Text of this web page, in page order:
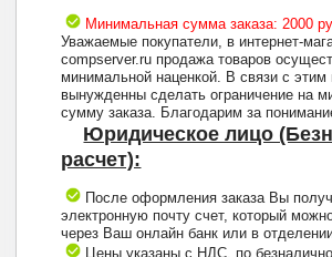
Минимальная сумма заказа: 2000
Уважаемые покупатели, в интернет-
compserver.ru продажа товаров
минимальной наценкой. В связи с
вынужденны сделать ограничение на
сумму заказа. Благодарим за
Юридическое лицо
расчет):
После оформления заказа Вы
электронную почту счет, который
через Ваш онлайн банк или в
Цены указаны с НДС, по